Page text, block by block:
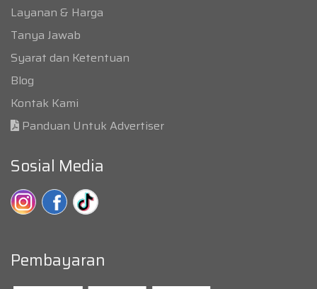
Layanan & Harga
Tanya Jawab
Syarat dan Ketentuan
Blog
Kontak Kami
Panduan Untuk Advertiser
Sosial Media
Pembayaran